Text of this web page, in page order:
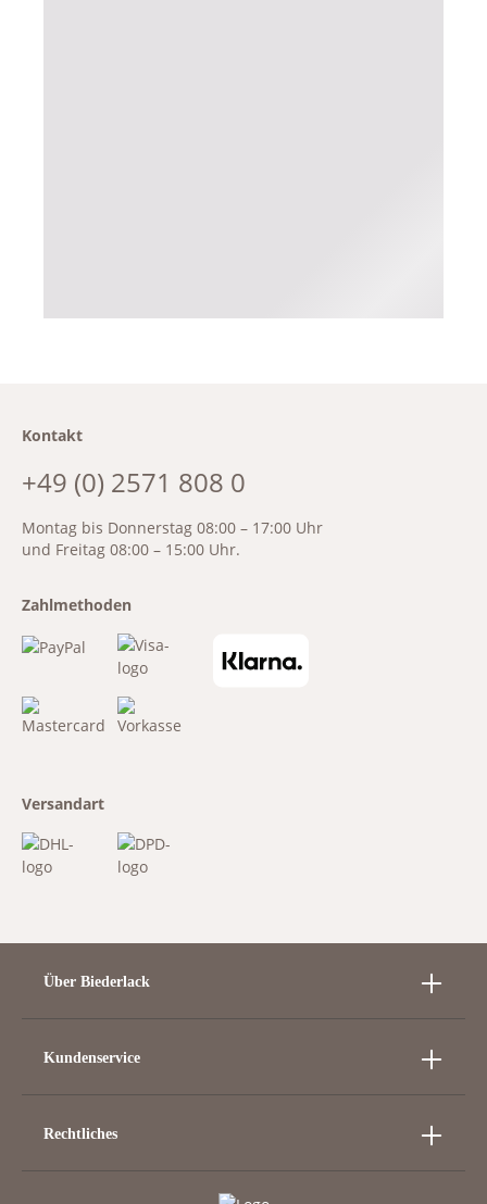
Kontakt
+49 (0) 2571 808 0
Montag bis Donnerstag 08:00 – 17:00 Uhr
und Freitag 08:00 – 15:00 Uhr.
Zahlmethoden
Versandart
Über Biederlack
Kundenservice
Rechtliches